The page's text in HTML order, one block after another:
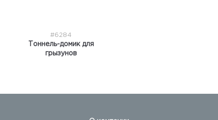
#6284
Тоннель-домик для
грызунов